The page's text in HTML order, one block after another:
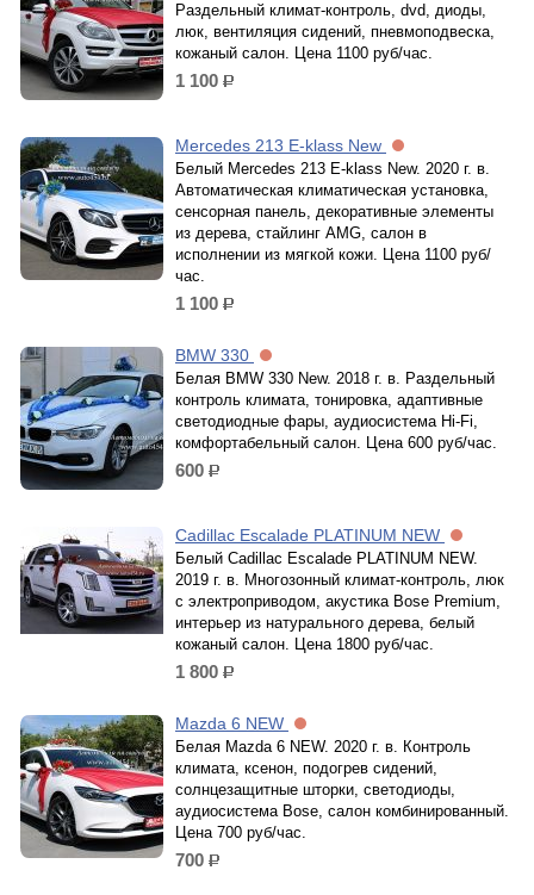
Раздельный климат-контроль, dvd, диоды,
люк, вентиляция сидений, пневмоподвеска,
кожаный салон. Цена 1100 руб/час.
1 100 р.
Mercedes 213 E-klass New
Белый Mercedes 213 E-klass New. 2020 г. в.
Автоматическая климатическая установка,
сенсорная панель, декоративные элементы
из дерева, стайлинг AMG, салон в
исполнении из мягкой кожи. Цена 1100 руб/
час.
1 100 р.
BMW 330
Белая BMW 330 New. 2018 г. в. Раздельный
контроль климата, тонировка, адаптивные
светодиодные фары, аудиосистема Hi-Fi,
комфортабельный салон. Цена 600 руб/час.
600 р.
Cadillac Escalade PLATINUM NEW
Белый Cadillac Escalade PLATINUM NEW.
2019 г. в. Многозонный климат-контроль, люк
с электроприводом, акустика Bose Premium,
интерьер из натурального дерева, белый
кожаный салон. Цена 1800 руб/час.
1 800 р.
Mazda 6 NEW
Белая Mazda 6 NEW. 2020 г. в. Контроль
климата, ксенон, подогрев сидений,
солнцезащитные шторки, светодиоды,
аудиосистема Bose, салон комбинированный.
Цена 700 руб/час.
700 р.